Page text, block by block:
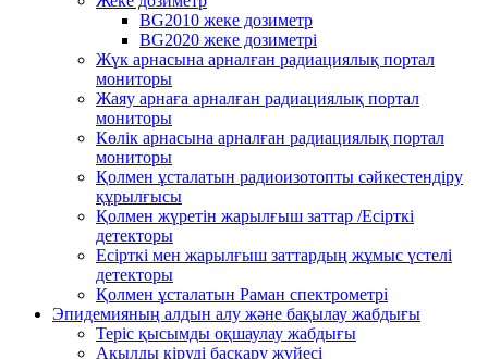
BG2010 жеке дозиметр
BG2020 жеке дозиметрі
Жүк арнасына арналған радиациялық портал
мониторы
Жаяу арнаға арналған радиациялық портал
мониторы
Көлік арнасына арналған радиациялық портал
мониторы
Қолмен ұсталатын радиоизотопты сәйкестендіру
құрылғысы
Қолмен жүретін жарылғыш заттар /Есірткі
детекторы
Есірткі мен жарылғыш заттардың жұмыс үстелі
детекторы
Қолмен ұсталатын Раман спектрометрі
Эпидемияның алдын алу және бақылау жабдығы
Теріс қысымды оқшаулау жабдығы
Ақылды кіруді басқару жүйесі